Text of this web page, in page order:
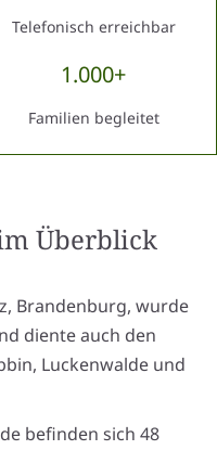
Telefonisch erreichbar
1.000+
Familien begleitet
Überblick
Brandenburg, wurde
diente auch den
Luckenwalde und
befinden sich 48